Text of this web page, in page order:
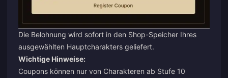
Die Belohnung wird sofort in den Shop-Speicher Ihres
ausgewählten Hauptcharakters geliefert.
Wichtige Hinweise:
Coupons können nur von Charakteren ab Stufe 10